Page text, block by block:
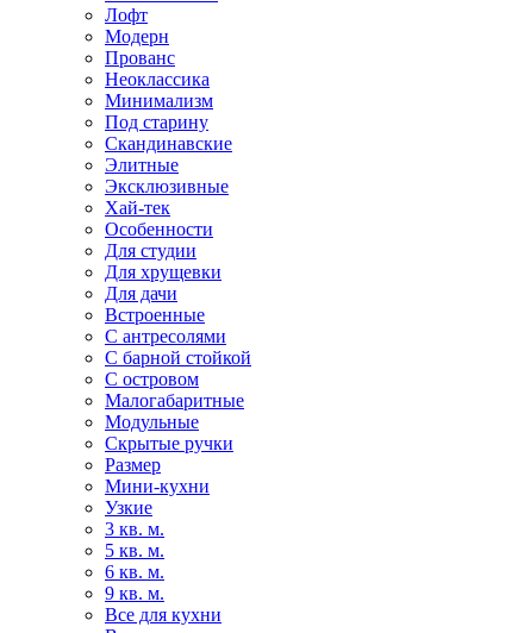
Лофт
Модерн
Прованс
Неоклассика
Минимализм
Под старину
Скандинавские
Элитные
Эксклюзивные
Хай-тек
Особенности
Для студии
Для хрущевки
Для дачи
Встроенные
С антресолями
С барной стойкой
С островом
Малогабаритные
Модульные
Скрытые ручки
Размер
Мини-кухни
Узкие
3 кв. м.
5 кв. м.
6 кв. м.
9 кв. м.
Все для кухни